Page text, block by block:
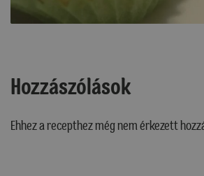
Hozzászólások
Ehhez a recepthez még nem érkezett